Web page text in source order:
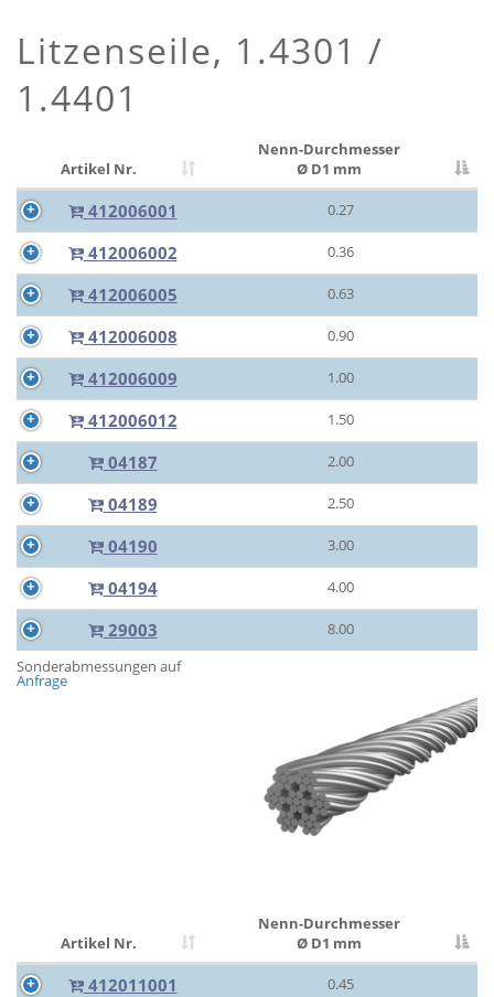
Litzenseile, 1.4301 /
1.4401
Artikel Nr.
Nenn-Durchmesser
Ø D1 mm
412006001 0.27
412006002 0.36
412006005 0.63
412006008 0.90
412006009 1.00
412006012 1.50
04187 2.00
04189 2.50
04190 3.00
04194 4.00
29003
8.00
Sonderabmessungen auf
Anfrage
Artikel Nr.
Nenn-Durchmesser
Ø D1 mm
412011001 0.45